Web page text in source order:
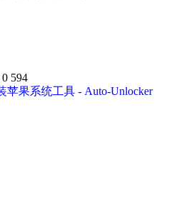
0 594